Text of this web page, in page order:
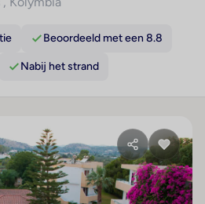
Beoordeeld met een 8.8
Nabij het strand